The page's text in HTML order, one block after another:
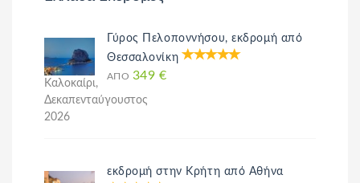
Καλοκαίρι,
Δεκαπενταύγουστος
2026
Γύρος Πελοποννήσου, εκδρομή από
Θεσσαλονίκη
ΑΠΌ 349 €
εκδρομή στην Κρήτη από Αθήνα